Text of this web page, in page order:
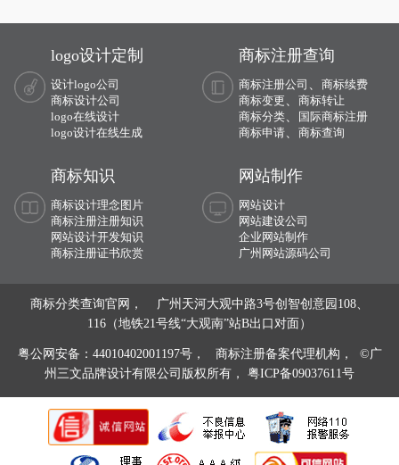
logo设计定制
设计logo公司
商标设计公司
logo在线设计
logo设计在线生成
商标注册查询
商标注册公司
商标续费
商标变更
商标转让
商标分类、
国际商标注册
商标申请、 商标查询
商标知识
商标设计理念图片
商标注册注册知识
网站设计开发知识
商标注册证书欣赏
网站制作
网站设计
网站建设公司
企业网站制作
广州网站源码公司
商标分类查询官网， 广州天河大观中路3号创智创意园108、
116（地铁21号线“大观南”站B出口对面）
粤公网安备：44010402001197号，
商标注册备案代理机构， ©广
州三文品牌设计有限公司版权所有， 粤ICP备09037611号